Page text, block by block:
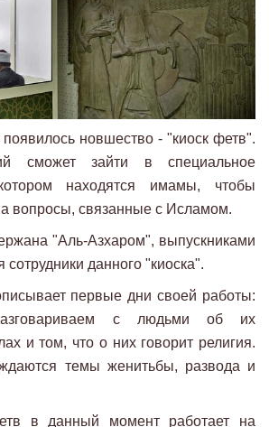
новшество - "киоск фетв".
сможет зайти в специальное
находятся имамы, чтобы
вопросы, связанные с Исламом.
"Аль-Азхаром", выпускниками
сотрудники данного "киоска".
первые дни своей работы:
с людьми об их
и том, что о них говорит религия.
темы женитьбы, развода и
в данный момент работает на